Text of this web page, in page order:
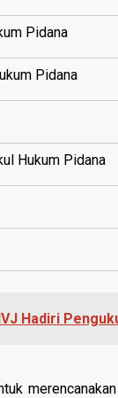
Pidana
Pidana
Hukum Pidana
Hadiri